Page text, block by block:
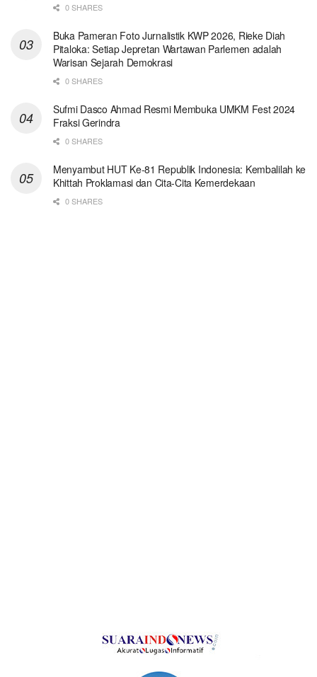
0 SHARES
Buka Pameran Foto Jurnalistik KWP 2026, Rieke Diah
Pitaloka: Setiap Jepretan Wartawan Parlemen adalah
Warisan Sejarah Demokrasi
0 SHARES
Sufmi Dasco Ahmad Resmi Membuka UMKM Fest 2024
Fraksi Gerindra
0 SHARES
Menyambut HUT Ke-81 Republik Indonesia: Kembalilah ke
Khittah Proklamasi dan Cita-Cita Kemerdekaan
0 SHARES